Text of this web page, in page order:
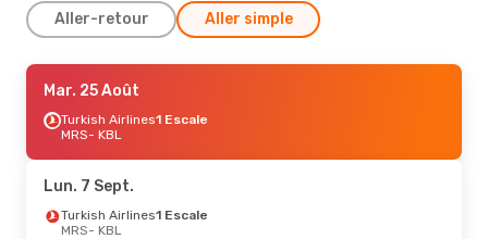
Aller-retour Aller simple
Lun. 7 Sept.- Jeu. 10 Sept.
Turkish Airlines1 Escale
MRS- KBL
KBL- MRS
Dim. 16 Août- Dim. 23 Août
Mar. 25 Août
Turkish Airlines1 Escale
MRS- KBL
Lun. 7 Sept.
Turkish Airlines1 Escale
MRS- KBL